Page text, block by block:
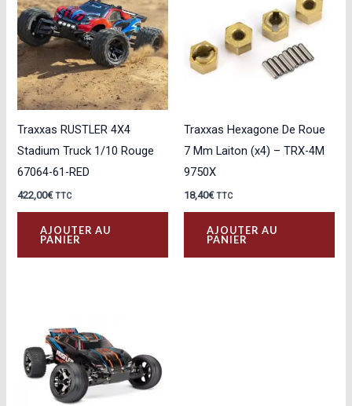
Traxxas RUSTLER 4X4
Stadium Truck 1/10 Rouge
67064-61-RED
422,00€ TTC
AJOUTER AU
PANIER
Traxxas Hexagone De Roue
7 Mm Laiton (x4) – TRX-4M
9750X
18,40€ TTC
AJOUTER AU
PANIER